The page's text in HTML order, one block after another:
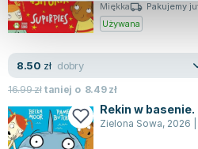
Miękka
Pakujemy
Używana
8.50 zł dobry
16.99złtaniej o 8.49zł
Rekin w
Zielona Sowa, 2026